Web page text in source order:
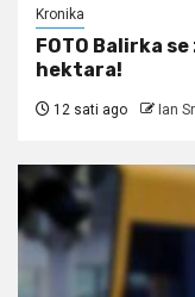
Kronika
FOTO Balirka
hektara!
12 sati ago Ian